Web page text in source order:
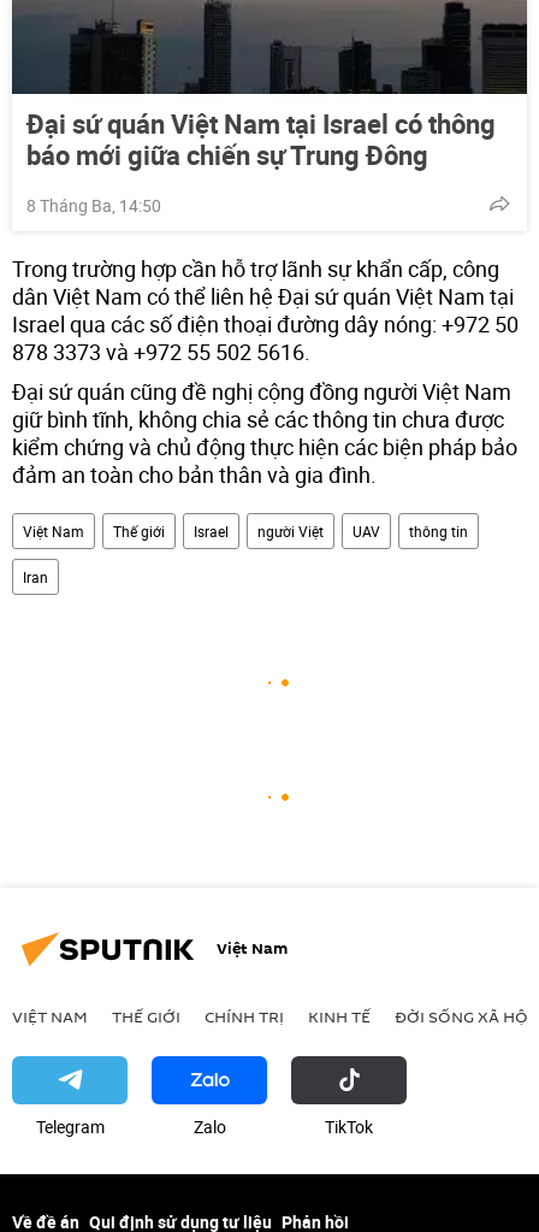
Đại sứ quán Việt Nam tại Israel có thông
báo mới giữa chiến sự Trung Đông
8 Tháng Ba, 14:50
Trong trường hợp cần hỗ trợ lãnh sự khẩn cấp, công
dân Việt Nam có thể liên hệ Đại sứ quán Việt Nam tại
Israel qua các số điện thoại đường dây nóng: +972 50
878 3373 và +972 55 502 5616.
Đại sứ quán cũng đề nghị cộng đồng người Việt Nam
giữ bình tĩnh, không chia sẻ các thông tin chưa được
kiểm chứng và chủ động thực hiện các biện pháp bảo
đảm an toàn cho bản thân và gia đình.
Việt Nam Thế giới Israel người Việt UAV thông tin
Iran
Việt Nam
VIỆT NAM THẾ GIỚI CHÍNH TRỊ KINH TẾ ĐỜI SỐNG XÃ HỘI
Telegram Zalo ТikТоk
Về đề án Qui định sử dụng tư liệu Phản hồi